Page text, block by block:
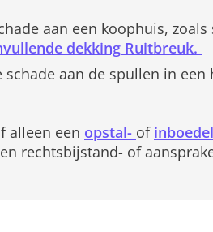
aan een koophuis,
dekking Ruitbreuk.
schade aan de spullen in
alleen een opstal- of
rechtsbijstand- of